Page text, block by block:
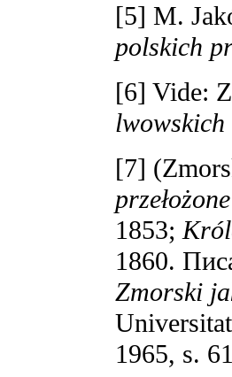
[5] M.
polskich
[6] Vide:
[7]
1853;
1860.
Zmorski
1965, s.